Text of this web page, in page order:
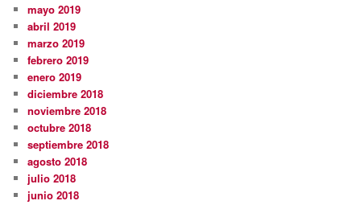
mayo 2019
abril 2019
marzo 2019
febrero 2019
enero 2019
diciembre 2018
noviembre 2018
octubre 2018
septiembre 2018
agosto 2018
julio 2018
junio 2018